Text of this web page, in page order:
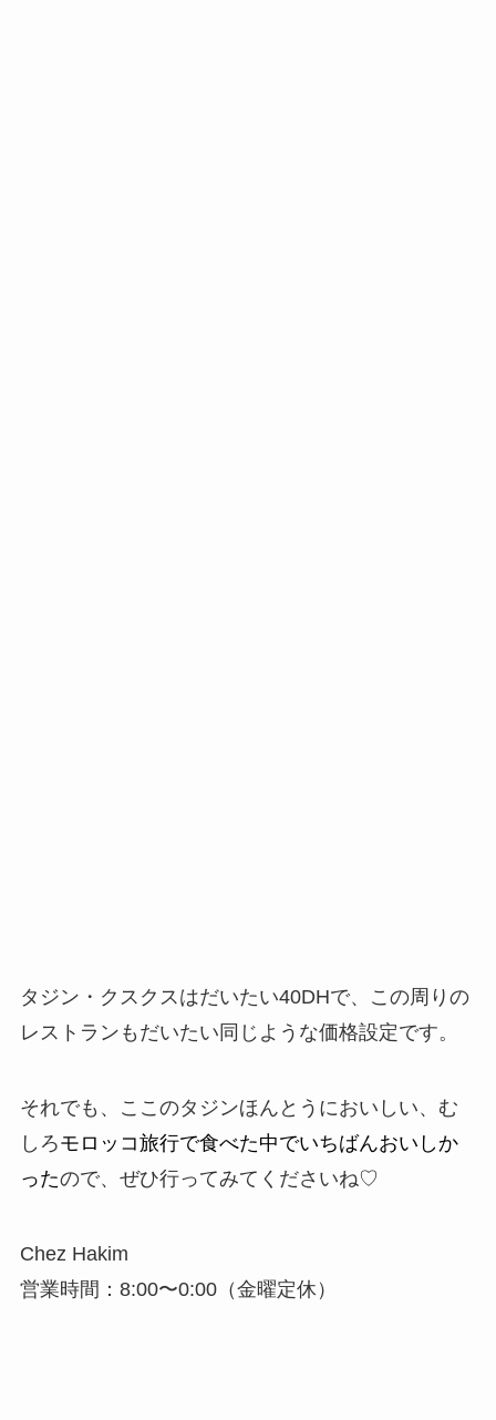
タジン・クスクスはだいたい40DHで、この周りの
レストランもだいたい同じような価格設定です。
それでも、ここのタジンほんとうにおいしい、む
しろモロッコ旅行で食べた中でいちばんおいしか
ったので、ぜひ行ってみてくださいね♡
Chez Hakim
営業時間：8:00〜0:00（金曜定休）